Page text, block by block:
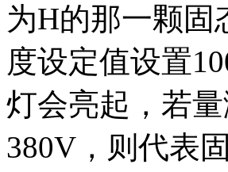
为H的那一颗固
度设定值设置
灯会亮起，若
380V，则代表